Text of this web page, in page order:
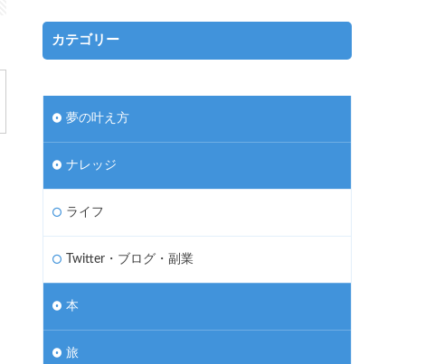
カテゴリー
夢の叶え方
ナレッジ
ライフ
Twitter・ブログ・副業
本
旅